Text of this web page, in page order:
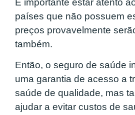
É importante estar atento
países que não possuem
preços provavelmente
também.
Então, o seguro de saúde
uma garantia de acesso a
saúde de qualidade, mas
ajudar a evitar custos de